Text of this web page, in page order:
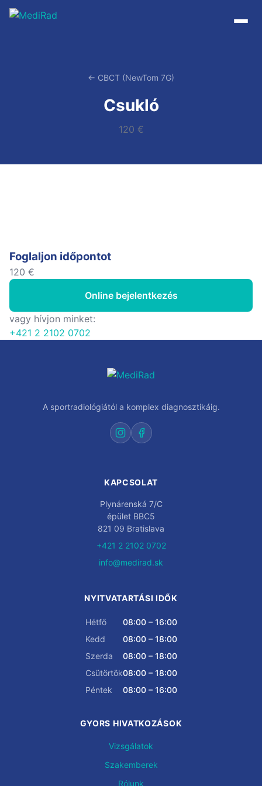
Tartalomra
ugrás
← CBCT (NewTom 7G)
Csukló
120 €
Foglaljon időpontot
120 €
Online bejelentkezés
vagy hívjon minket:
+421 2 2102 0702
A sportradiológiától a komplex diagnosztikáig.
KAPCSOLAT
Plynárenská 7/C
épület BBC5
821 09 Bratislava
+421 2 2102 0702
info@medirad.sk
NYITVATARTÁSI IDŐK
Hétfő
08:00 – 16:00
Kedd
08:00 – 18:00
Szerda
08:00 – 18:00
Csütörtök08:00 – 18:00
Péntek
08:00 – 16:00
GYORS HIVATKOZÁSOK
Vizsgálatok
Szakemberek
Rólunk